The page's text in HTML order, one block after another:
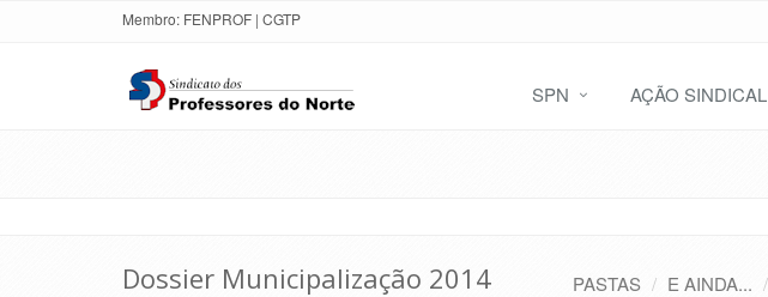
Membro: FENPROF | CGTP
SPN AÇÃO SINDICAL
Dossier Municipalização 2014 PASTAS E AINDA...